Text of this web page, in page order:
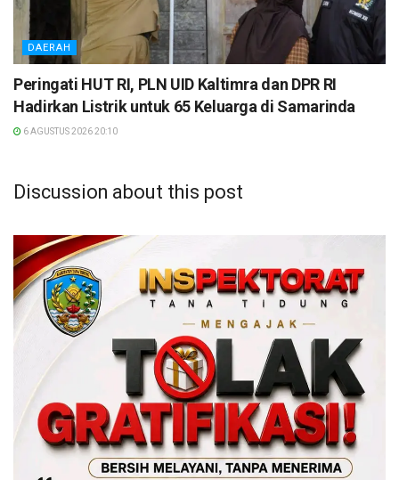
DAERAH
Peringati HUT RI, PLN UID Kaltimra dan DPR RI
Hadirkan Listrik untuk 65 Keluarga di Samarinda
6 AGUSTUS 2026 20:10
Discussion about this post